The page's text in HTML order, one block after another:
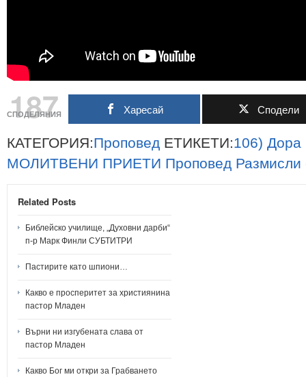
187
СПОДЕЛЯНИЯ Харесай Сподели
КАТЕГОРИЯ:Проповед ЕТИКЕТИ:106) Дора
МОЛИТВЕНИ ПРИЕТИ Проповед Размисли
Related Posts
Библейско училище, „Духовни дарби“
п-р Марк Финли СУБТИТРИ
Пастирите като шпиони…
Какво е просперитет за християнина
пастор Младен
Върни ни изгубената слава от
пастор Младен
Какво Бог ми откри за Грабването